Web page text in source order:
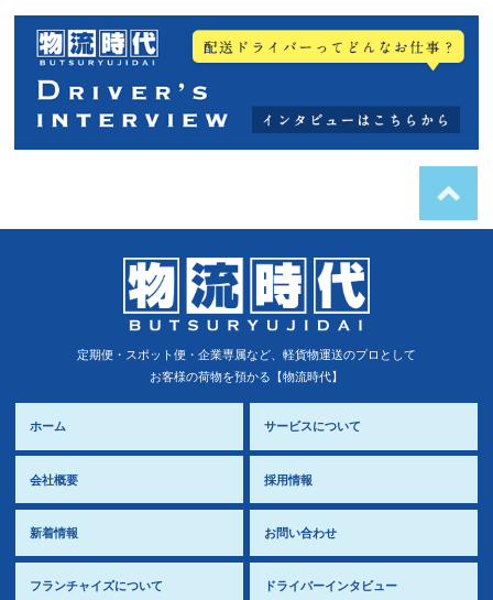
定期便・スポット便・企業専属など、軽貨物運送のプロとして
お客様の荷物を預かる【物流時代】
ホーム サービスについて
会社概要 採用情報
新着情報 お問い合わせ
フランチャイズについて ドライバーインタビュー